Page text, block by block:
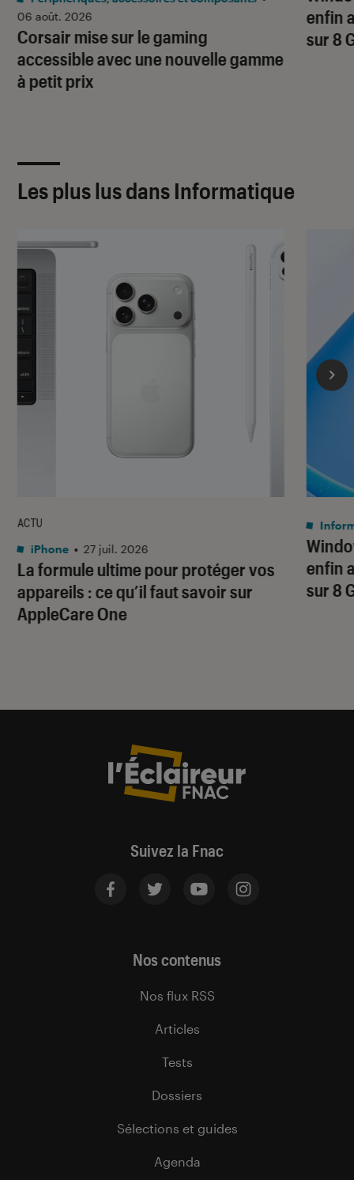
Corsair mise sur le gaming
accessible avec une nouvelle gamme
à petit prix
06 août. 2026
enfin
sur 8
Les plus lus dans Informatique
La formule ultime pour protéger vos
appareils : ce qu’il faut savoir sur
AppleCare One
ACTU
iPhone • 27 juil. 2026
enfin
sur 8
Suivez la Fnac
Nos contenus
Nos flux RSS
Articles
Tests
Dossiers
Sélections et guides
Agenda